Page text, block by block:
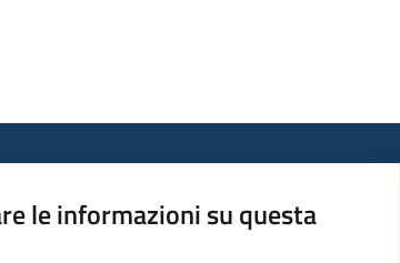
le informazioni su questa